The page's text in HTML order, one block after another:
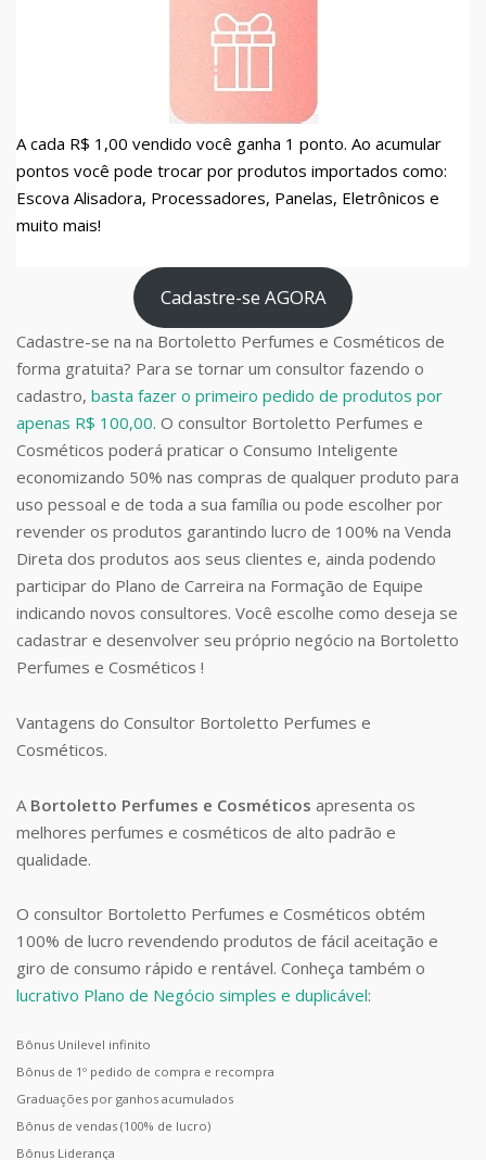
A cada R$ 1,00 vendido você ganha 1 ponto. Ao acumular
pontos você pode trocar por produtos importados como:
Escova Alisadora, Processadores, Panelas, Eletrônicos e
muito mais!
Cadastre-se AGORA
Cadastre-se na na Bortoletto Perfumes e Cosméticos de
forma gratuita? Para se tornar um consultor fazendo o
cadastro, basta fazer o primeiro pedido de produtos por
apenas R$ 100,00. O consultor Bortoletto Perfumes e
Cosméticos poderá praticar o Consumo Inteligente
economizando 50% nas compras de qualquer produto para
uso pessoal e de toda a sua família ou pode escolher por
revender os produtos garantindo lucro de 100% na Venda
Direta dos produtos aos seus clientes e, ainda podendo
participar do Plano de Carreira na Formação de Equipe
indicando novos consultores. Você escolhe como deseja se
cadastrar e desenvolver seu próprio negócio na Bortoletto
Perfumes e Cosméticos !
Vantagens do Consultor Bortoletto Perfumes e
Cosméticos.
A Bortoletto Perfumes e Cosméticos apresenta os
melhores perfumes e cosméticos de alto padrão e
qualidade.
O consultor Bortoletto Perfumes e Cosméticos obtém
100% de lucro revendendo produtos de fácil aceitação e
giro de consumo rápido e rentável. Conheça também o
lucrativo Plano de Negócio simples e duplicável:
Bônus Unilevel infinito
Bônus de 1º pedido de compra e recompra
Graduações por ganhos acumulados
Bônus de vendas (100% de lucro)
Bônus Liderança